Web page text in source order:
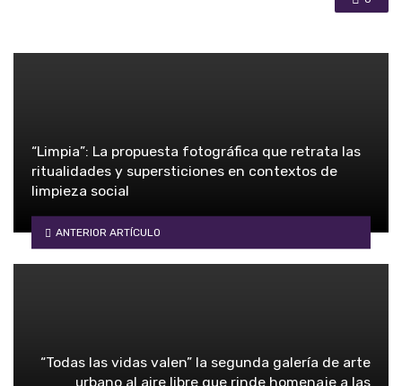
“Limpia”: La propuesta fotográfica que retrata las
ritualidades y supersticiones en contextos de
limpieza social
ANTERIOR ARTÍCULO
“Todas las vidas valen” la segunda galería de arte
urbano al aire libre que rinde homenaje a las